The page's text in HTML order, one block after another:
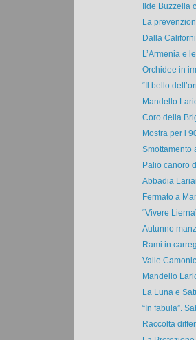
Ilde Buzzella
La
Dalla
L’Armenia e
Orchidee in
“Il bello
Mandello
Coro della
Mostra per i
Smottamento
Palio canoro
Abbadia
Fermato a
“Vivere
Autunno
Rami in
Valle
Mandello
La Luna e
“In fabula”.
Raccolta